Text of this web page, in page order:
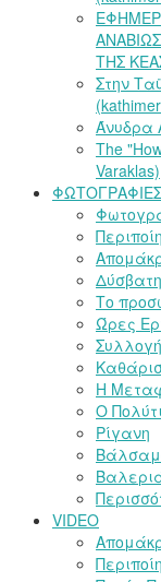
ΤΗΣ
Στην
Άνυδρα
The
Varaklas)
ΦΩΤΟΓΡΑΦΙΕΣ
Το
Ώρες
Η
Ο
Ρίγανη
VIDEO